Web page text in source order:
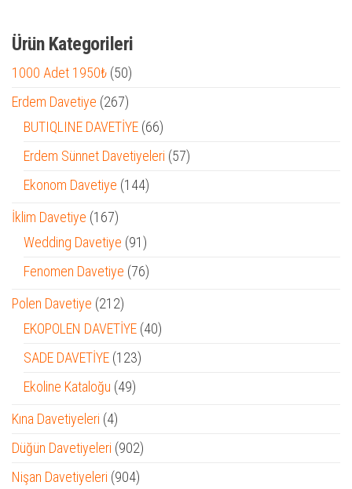
Ürün Kategorileri
1000 Adet 1950₺ 5050
Erdem Davetiye 267267
ürün
BUTIQLINE DAVETİYE 6666
ürün
Erdem Sünnet Davetiyeleri 5757
Ekonom Davetiye 144144
İklim Davetiye 167167
ürün
Wedding Davetiye 9191
ürün
Fenomen Davetiye 7676
Polen Davetiye 212212
ürün
EKOPOLEN DAVETİYE 4040
SADE DAVETİYE 123123
Ekoline Kataloğu 4949
Kına Davetiyeleri 44
ürün
Düğün Davetiyeleri 902902
Nişan Davetiyeleri 904904